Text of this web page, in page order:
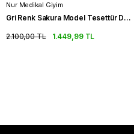
Nur Medikal Giyim
Gri Renk Sakura Model Tesettür Doktor Hemşire Scrubs Üniforma Takımı
1.449,99 TL
2.100,00 TL